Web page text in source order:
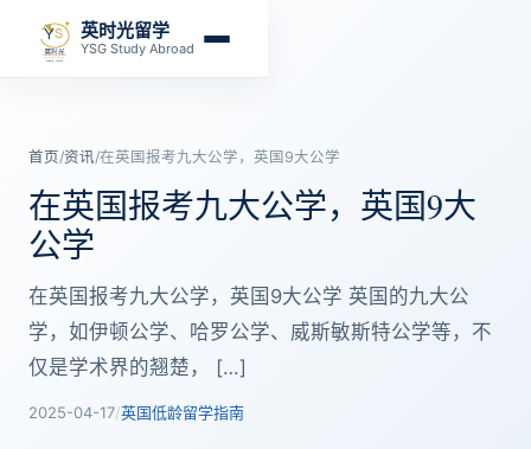
英时光留学
YSG Study Abroad
首页/资讯/在英国报考九大公学，英国9大公学
在英国报考九大公学，英国9大
公学
在英国报考九大公学，英国9大公学 英国的九大公
学，如伊顿公学、哈罗公学、威斯敏斯特公学等，不
仅是学术界的翘楚， […]
2025-04-17/英国低龄留学指南